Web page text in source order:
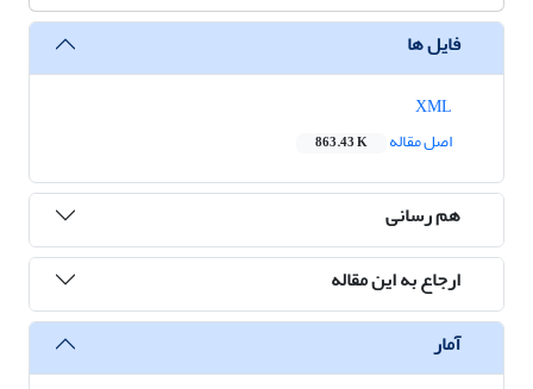
فایل ها
اصل مقاله
863.43 K
هم رسانی
ارجاع به این مقاله
آمار